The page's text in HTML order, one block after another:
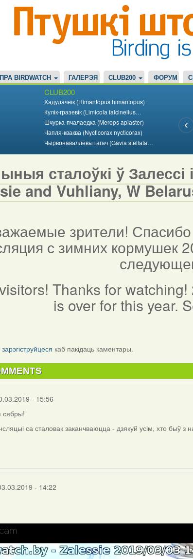
ПРА BIRDWATCH ГАЛЕРЭЯ CLUB200 ФОРУМ
CLUB200
Хадулачнік (Himantopus himantopus)
Кулік-гразевік (Limicola falcinellus…
Шчурка-пчалаедка (Merops apiaster)
Чапля-кваква (Nycticorax nycticorax)
Чырвонаваллёвы гагач (Gavia stellata…
сталоўкі ў Залессі
and Vuhliany, W
зрители!
с зимних кормушек
Thanks for
is over for this year.
зарэгіструйцеся каб пакідаць каментары.
- 15:56
са сталовак заканчваюцца - дзякуй усім, хто быў з
- 14:22